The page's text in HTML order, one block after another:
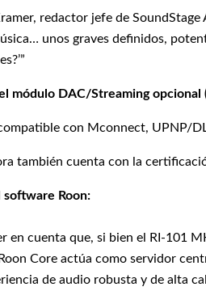
redactor jefe de
unos graves definidos,
módulo DAC/Streaming opcional
con Mconnect, UPNP/
también cuenta con la
software Roon:
en cuenta que, si bien el RI-101
Core actúa como servidor
de audio robusta y de alta